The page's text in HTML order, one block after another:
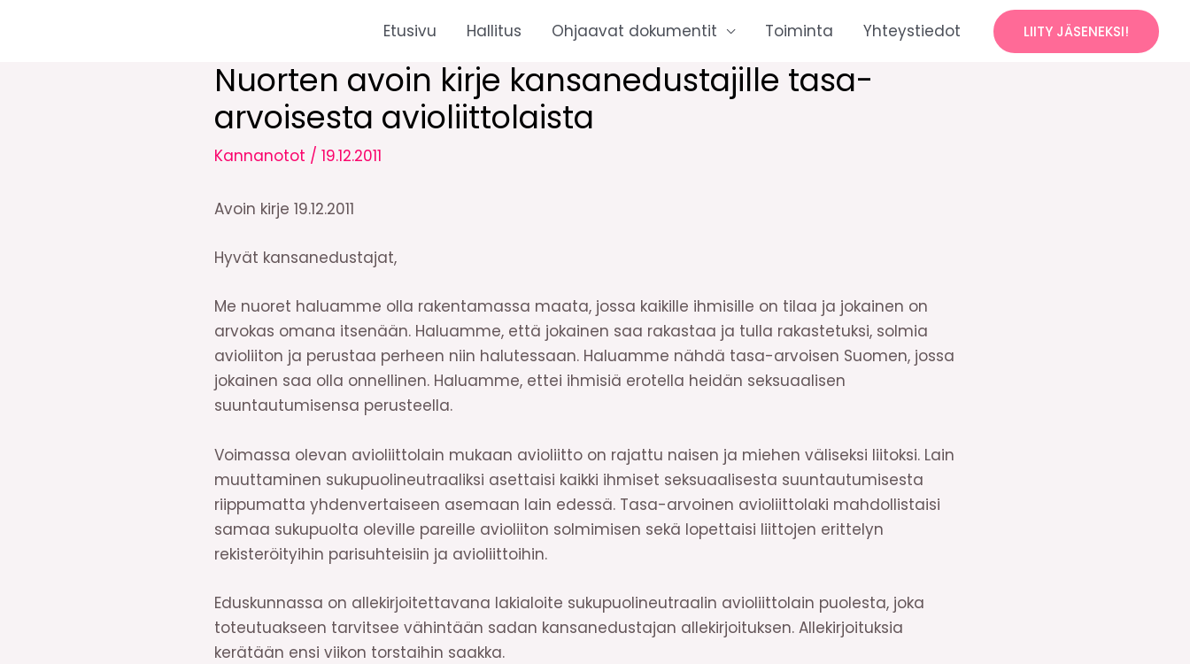
Etusivu Hallitus Ohjaavat dokumentit Toiminta Yhteystiedot LIITY JÄSENEKSI!
Nuorten avoin kirje kansanedustajille tasa-
arvoisesta avioliittolaista
Kannanotot / 19.12.2011
Avoin kirje 19.12.2011
Hyvät kansanedustajat,
Me nuoret haluamme olla rakentamassa maata, jossa kaikille ihmisille on tilaa ja jokainen on
arvokas omana itsenään. Haluamme, että jokainen saa rakastaa ja tulla rakastetuksi, solmia
avioliiton ja perustaa perheen niin halutessaan. Haluamme nähdä tasa-arvoisen Suomen, jossa
jokainen saa olla onnellinen. Haluamme, ettei ihmisiä erotella heidän seksuaalisen
suuntautumisensa perusteella.
Voimassa olevan avioliittolain mukaan avioliitto on rajattu naisen ja miehen väliseksi liitoksi. Lain
muuttaminen sukupuolineutraaliksi asettaisi kaikki ihmiset seksuaalisesta suuntautumisesta
riippumatta yhdenvertaiseen asemaan lain edessä. Tasa-arvoinen avioliittolaki mahdollistaisi
samaa sukupuolta oleville pareille avioliiton solmimisen sekä lopettaisi liittojen erittelyn
rekisteröityihin parisuhteisiin ja avioliittoihin.
Eduskunnassa on allekirjoitettavana lakialoite sukupuolineutraalin avioliittolain puolesta, joka
toteutuakseen tarvitsee vähintään sadan kansanedustajan allekirjoituksen. Allekirjoituksia
kerätään ensi viikon torstaihin saakka.